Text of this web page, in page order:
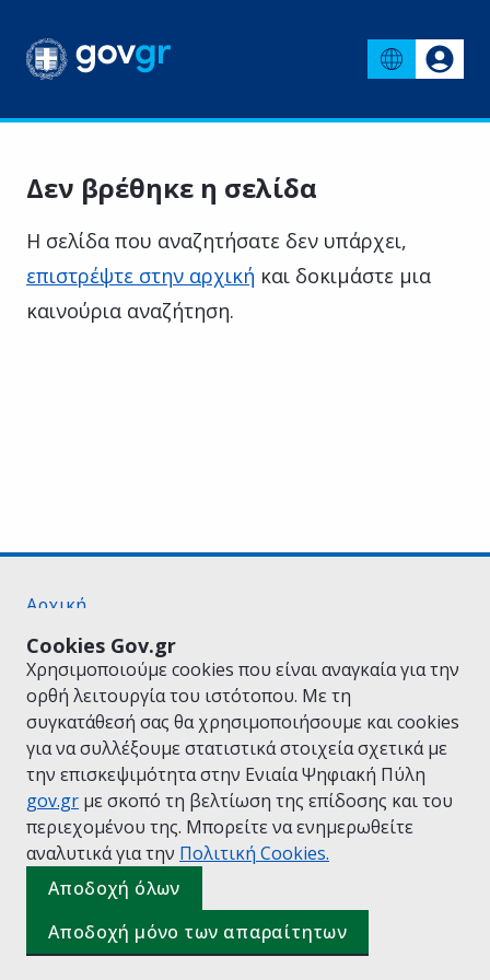
Cookies Gov.gr
Χρησιμοποιούμε cookies που είναι αναγκαία για την
ορθή λειτουργία του ιστότοπου. Με τη
συγκατάθεσή σας θα χρησιμοποιήσουμε και cookies
για να συλλέξουμε στατιστικά στοιχεία σχετικά με
την επισκεψιμότητα στην Ενιαία Ψηφιακή Πύλη
gov.gr με σκοπό τη βελτίωση της επίδοσης και του
περιεχομένου της. Μπορείτε να ενημερωθείτε
αναλυτικά για την Πολιτική Cookies.
Αποδοχή όλων
Αποδοχή μόνο των απαραίτητων
Δεν βρέθηκε η σελίδα
Η σελίδα που αναζητήσατε δεν υπάρχει,
επιστρέψτε στην αρχική και δοκιμάστε μια
καινούρια αναζήτηση.
Αρχική
Όροι Χρήσης
Πολιτική Απορρήτου
Δήλωση προσβασιμότητας
Πολιτική cookies
Προτάσεις για το gov.gr
Υλοποίηση από το Υπουργείο Ψηφιακής
Διακυβέρνησης
Ελληνικά | Αγγλικά